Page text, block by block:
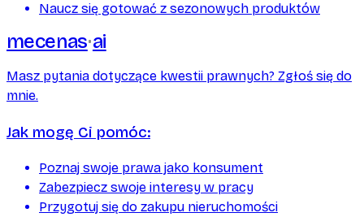
Naucz się gotować z sezonowych produktów
mecenas ai
Masz pytania dotyczące kwestii prawnych? Zgłoś się do
mnie.
Jak mogę Ci pomóc:
Poznaj swoje prawa jako konsument
Zabezpiecz swoje interesy w pracy
Przygotuj się do zakupu nieruchomości